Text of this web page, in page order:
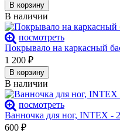
В корзину
В наличии
посмотреть
Покрывало на каркасный
1 200 ₽
В корзину
В наличии
посмотреть
Ванночка для ног, INTEX -
600 ₽